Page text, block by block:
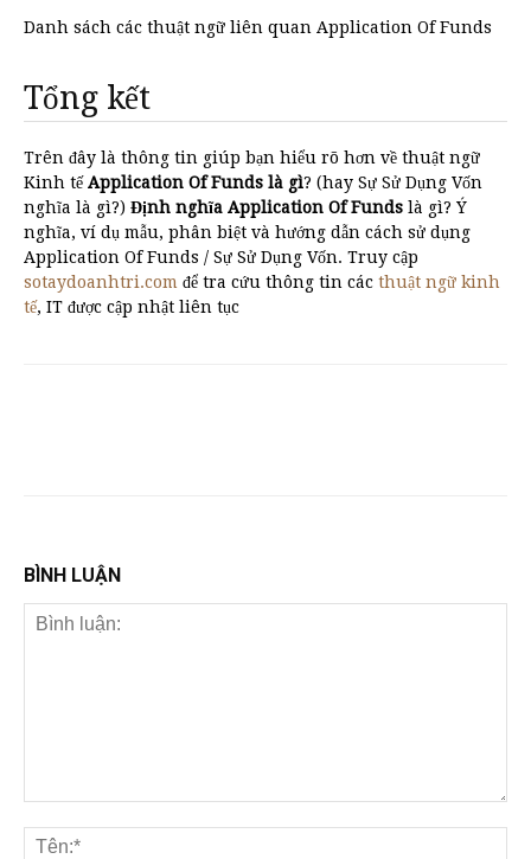
Danh sách các thuật ngữ liên quan Application Of Funds
Tổng kết
Trên đây là thông tin giúp bạn hiểu rõ hơn về thuật ngữ
Kinh tếApplication Of Funds là gì? (hay Sự Sử Dụng Vốn
nghĩa là gì?) Định nghĩa Application Of Funds là gì? Ý
nghĩa, ví dụ mẫu, phân biệt và hướng dẫn cách sử dụng
Application Of Funds / Sự Sử Dụng Vốn. Truy cập
sotaydoanhtri.com để tra cứu thông tin các thuật ngữ kinh
tế, IT được cập nhật liên tục
BÌNH LUẬN